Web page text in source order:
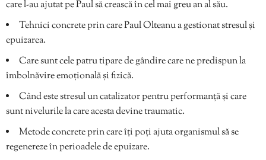
care l-au ajutat pe Paul să crească în cel mai greu an al său.
Tehnici concrete prin care Paul Olteanu a gestionat stresul și
epuizarea.
Care sunt cele patru tipare de gândire care ne predispun la
îmbolnăvire emoțională și fizică.
Când este stresul un catalizator pentru performanță și care
sunt nivelurile la care acesta devine traumatic.
Metode concrete prin care îți poți ajuta organismul să se
regenereze în perioadele de epuizare.